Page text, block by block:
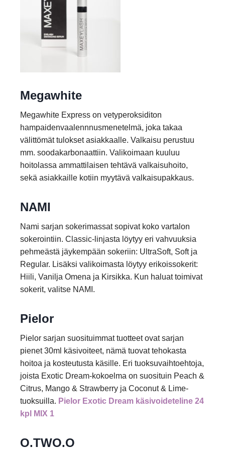
Megawhite
Megawhite Express on vetyperoksiditon
hampaidenvaalennnusmenetelmä, joka takaa
välittömät tulokset asiakkaalle. Valkaisu perustuu
mm. soodakarbonaattiin. Valikoimaan kuuluu
hoitolassa ammattilaisen tehtävä valkaisuhoito,
sekä asiakkaille kotiin myytävä valkaisupakkaus.
NAMI
Nami sarjan sokerimassat sopivat koko vartalon
sokerointiin. Classic-linjasta löytyy eri vahvuuksia
pehmeästä jäykempään sokeriin: UltraSoft, Soft ja
Regular. Lisäksi valikoimasta löytyy erikoissokerit:
Hiili, Vanilja Omena ja Kirsikka. Kun haluat toimivat
sokerit, valitse NAMI.
Pielor
Pielor sarjan suosituimmat tuotteet ovat sarjan
pienet 30ml käsivoiteet, nämä tuovat tehokasta
hoitoa ja kosteutusta käsille. Eri tuoksuvaihtoehtoja,
joista Exotic Dream-kokoelma on suosituin Peach &
Citrus, Mango & Strawberry ja Coconut & Lime-
tuoksuilla. Pielor Exotic Dream käsivoideteline 24
kpl MIX 1
O.TWO.O